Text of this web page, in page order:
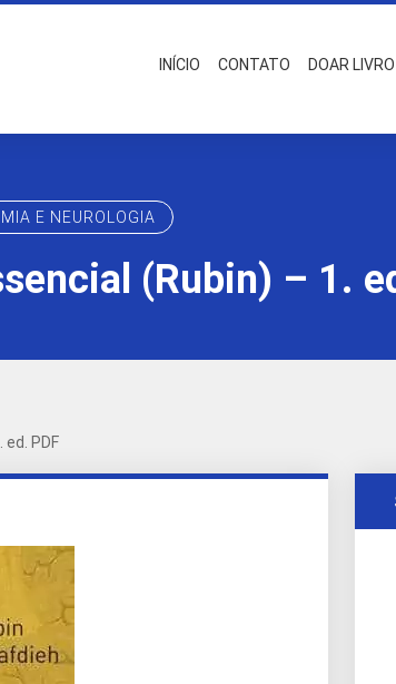
INÍCIO CONTATO DOAR LIVRO
E NEUROLOGIA
(Rubin) – 1.
PDF